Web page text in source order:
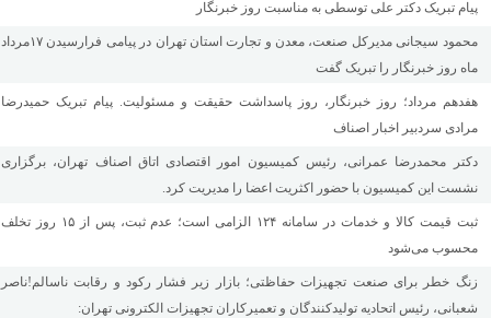
پیام تبریک دکتر علی توسطی به مناسبت روز خبرنگار
محمود سیجانی مدیرکل صنعت، معدن و تجارت استان تهران در پیامی فرارسیدن ۱۷مرداد
ماه روز خبرنگار را تبریک گفت
هفدهم مرداد؛ روز خبرنگار، روز پاسداشت حقیقت و مسئولیت. پیام تبریک حمیدرضا
مرادی سردبیر اخبار اصناف
دکتر محمدرضا عمرانی، رئیس کمیسیون امور اقتصادی اتاق اصناف تهران، برگزاری
نشست این کمیسیون با حضور اکثریت اعضا را مدیریت کرد.
ثبت قیمت کالا و خدمات در سامانه ۱۲۴ الزامی است؛ عدم ثبت، پس از ۱۵ روز تخلف
محسوب می‌شود
زنگ خطر برای صنعت تجهیزات حفاظتی؛ بازار زیر فشار رکود و رقابت ناسالم!ناصر
شعبانی، رئیس اتحادیه تولیدکنندگان و تعمیرکاران تجهیزات الکترونی تهران: